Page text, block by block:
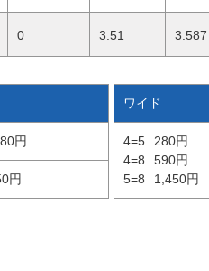
0 3.51 3.587
円
円
ワイド
4=5
280円
4=8
590円
5=8
1,450円